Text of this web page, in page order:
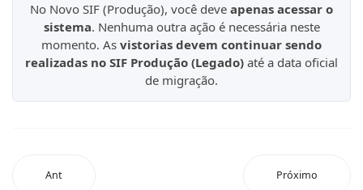
No Novo SIF (Produção), você deve apenas acessar o
sistema. Nenhuma outra ação é necessária neste
momento. As vistorias devem continuar sendo
realizadas no SIF Produção (Legado) até a data oficial
de migração.
Ant Próximo